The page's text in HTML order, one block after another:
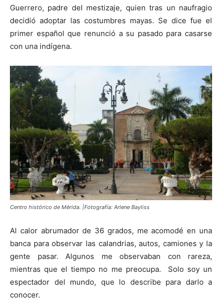
Guerrero, padre del mestizaje, quien tras un naufragio
decidió adoptar las costumbres mayas. Se dice fue el
primer español que renunció a su pasado para casarse
con una indígena.
Centro histórico de Mérida. |Fotografía: Arlene Bayliss
Al calor abrumador de 36 grados, me acomodé en una
banca para observar las calandrias, autos, camiones y la
gente pasar. Algunos me observaban con rareza,
mientras que el tiempo no me preocupa. Solo soy un
espectador del mundo, que lo describe para darlo a
conocer.